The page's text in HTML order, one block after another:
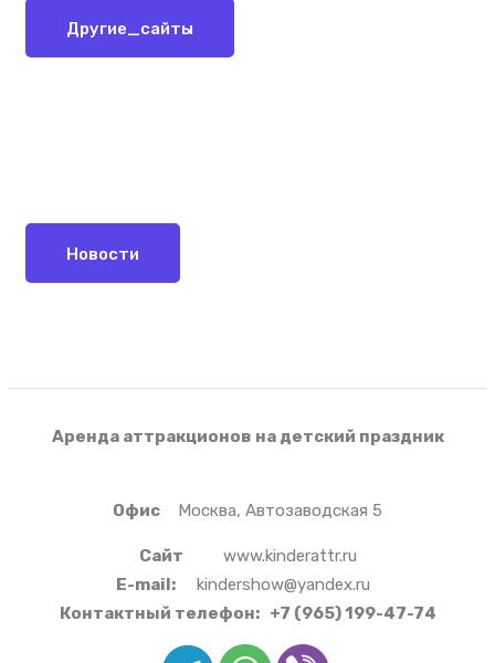
Другие_сайты
Новости
Аренда аттракционов на детский праздник
Офис Москва, Автозаводская 5
Сайт
www.kinderattr.ru
E-mail:
kindershow@yandex.ru
Контактный телефон: +7 (965) 199-47-74